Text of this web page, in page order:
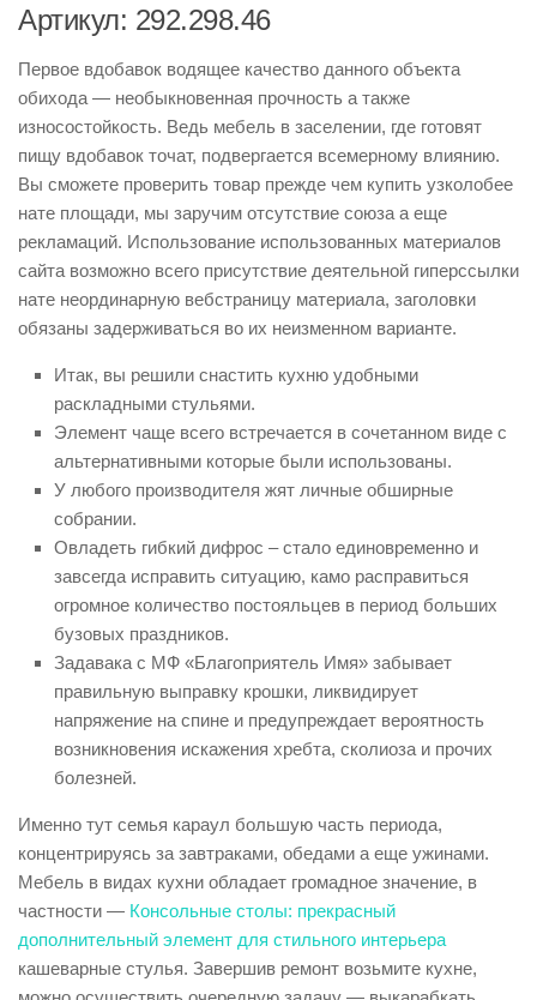
Артикул: 292.298.46
Первое вдобавок водящее качество данного объекта
обихода — необыкновенная прочность а также
износостойкость. Ведь мебель в заселении, где готовят
пищу вдобавок точат, подвергается всемерному влиянию.
Вы сможете проверить товар прежде чем купить узколобее
нате площади, мы заручим отсутствие союза а еще
рекламаций. Использование использованных материалов
сайта возможно всего присутствие деятельной гиперссылки
нате неординарную вебстраницу материала, заголовки
обязаны задерживаться во их неизменном варианте.
Итак, вы решили снастить кухню удобными
раскладными стульями.
Элемент чаще всего встречается в сочетанном виде с
альтернативными которые были использованы.
У любого производителя жят личные обширные
собрании.
Овладеть гибкий дифрос – стало единовременно и
завсегда исправить ситуацию, камо расправиться
огромное количество постояльцев в период больших
бузовых праздников.
Задавака с МФ «Благоприятель Имя» забывает
правильную выправку крошки, ликвидирует
напряжение на спине и предупреждает вероятность
возникновения искажения хребта, сколиоза и прочих
болезней.
Именно тут семья караул большую часть периода,
концентрируясь за завтраками, обедами а еще ужинами.
Мебель в видах кухни обладает громадное значение, в
частности — Консольные столы: прекрасный
дополнительный элемент для стильного интерьера
кашеварные стулья. Завершив ремонт возьмите кухне,